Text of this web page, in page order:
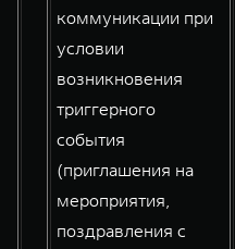
коммуникации при
условии
возникновения
триггерного
события
(приглашения на
мероприятия,
поздравления с